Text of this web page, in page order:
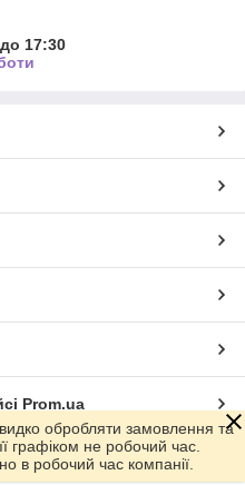
17:30
Prom.ua
обробляти замовлення та
графіком не робочий час.
в робочий час компанії.